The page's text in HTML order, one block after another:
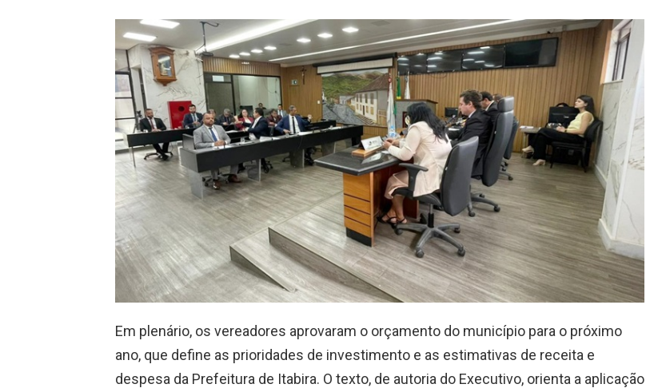
Em plenário, os vereadores aprovaram o orçamento do município para o próximo
ano, que define as prioridades de investimento e as estimativas de receita e
despesa da Prefeitura de Itabira. O texto, de autoria do Executivo, orienta a aplicação